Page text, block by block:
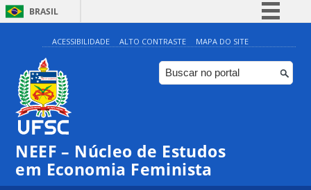
BRASIL
Simplifique!
Comunica BR
Participe
Canais
ACESSIBILIDADE ALTO CONTRASTE MAPA DO SITE
NEEF – Núcleo de Estudos
em Economia Feminista